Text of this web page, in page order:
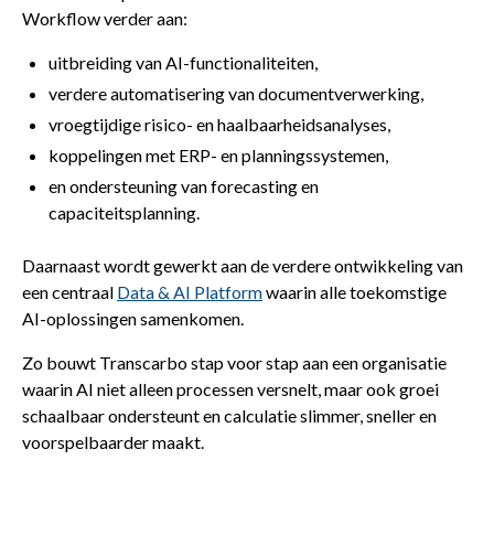
Workflow verder aan:
uitbreiding van AI-functionaliteiten,
verdere automatisering van documentverwerking,
vroegtijdige risico- en haalbaarheidsanalyses,
koppelingen met ERP- en planningssystemen,
en ondersteuning van forecasting en
capaciteitsplanning.
Daarnaast wordt gewerkt aan de verdere ontwikkeling van
een centraal Data & AI Platformwaarin alle toekomstige
AI-oplossingen samenkomen.
Zo bouwt Transcarbo stap voor stap aan een organisatie
waarin AI niet alleen processen versnelt, maar ook groei
schaalbaar ondersteunt en calculatie slimmer, sneller en
voorspelbaarder maakt.